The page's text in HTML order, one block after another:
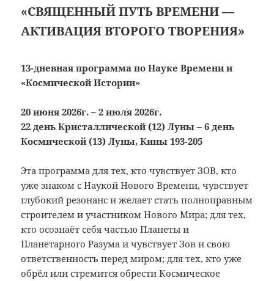
«СВЯЩЕННЫЙ ПУТЬ ВРЕМЕНИ —
АКТИВАЦИЯ ВТОРОГО ТВОРЕНИЯ»
13-дневная программа по Науке Времени и
«Космической Истории»
20 июня 2026г. – 2 июля 2026г.
22 день Кристаллической (12) Луны – 6 день
Космической (13) Луны, Кины 193-205
Эта программа для тех, кто чувствует ЗОВ, кто
уже знаком с Наукой Нового Времени, чувствует
глубокий резонанс и желает стать полноправным
строителем и участником Нового Мира; для тех,
кто осознаёт себя частью Планеты и
Планетарного Разума и чувствует Зов и свою
ответственность перед миром; для тех, кто уже
обрёл или стремится обрести Космическое